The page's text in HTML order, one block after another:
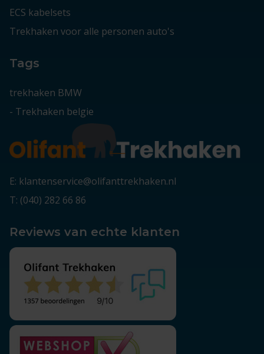
ECS kabelsets
Trekhaken voor alle personen auto's
Tags
trekhaken BMW
- Trekhaken belgie
E: klantenservice@olifanttrekhaken.nl
T: (040) 282 66 86
Reviews van echte klanten